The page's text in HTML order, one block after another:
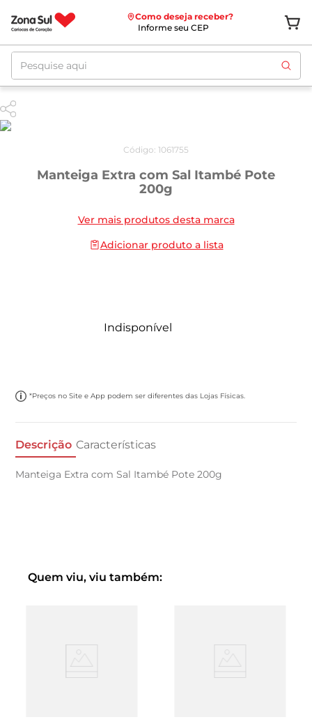
Como deseja receber?
Informe seu CEP
Pesquise aqui
Código: 1061755
Manteiga Extra com Sal Itambé Pote
200g
Ver mais produtos desta marca
Adicionar produto a lista
Indisponível
*Preços no Site e App podem ser diferentes das Lojas Físicas.
Descrição Características
Manteiga Extra com Sal Itambé Pote 200g
Quem viu, viu também: